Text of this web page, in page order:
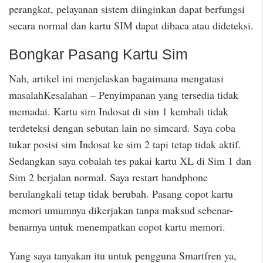
perangkat, pelayanan sistem diinginkan dapat berfungsi
secara normal dan kartu SIM dapat dibaca atau dideteksi.
Bongkar Pasang Kartu Sim
Nah, artikel ini menjelaskan bagaimana mengatasi
masalahKesalahan – Penyimpanan yang tersedia tidak
memadai. Kartu sim Indosat di sim 1 kembali tidak
terdeteksi dengan sebutan lain no simcard. Saya coba
tukar posisi sim Indosat ke sim 2 tapi tetap tidak aktif.
Sedangkan saya cobalah tes pakai kartu XL di Sim 1 dan
Sim 2 berjalan normal. Saya restart handphone
berulangkali tetap tidak berubah. Pasang copot kartu
memori umumnya dikerjakan tanpa maksud sebenar-
benarnya untuk menempatkan copot kartu memori.
Yang saya tanyakan itu untuk pengguna Smartfren ya,